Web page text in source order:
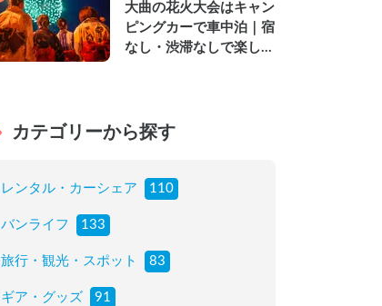
大曲の花火大会はキャン
ピングカーで車中泊｜宿
なし・渋滞なしで楽しむ
カテゴリーから探す
レンタル・カーシェア 110
バンライフ 133
旅行・観光・スポット 83
ギア・グッズ 91